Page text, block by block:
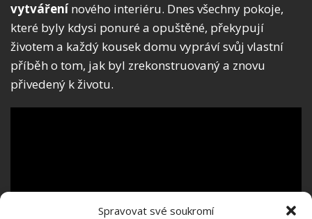
Spravovat své soukromí
vytvářenínového interiéru. Dnes všechny pokoje,
které byly kdysi ponuré a opuštěné, překypují
životem a každý kousek domu vypráví svůj vlastní
příběh o tom, jak byl zrekonstruovaný a znovu
přivedený k životu.